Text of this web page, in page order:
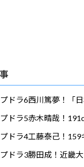
ドラ6西川篤夢！「
ドラ5赤木晴哉！
ドラ4工藤泰己！159
ドラ3勝田成！近畿